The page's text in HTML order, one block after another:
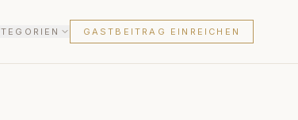
GASTBEITRAG EINREICHEN